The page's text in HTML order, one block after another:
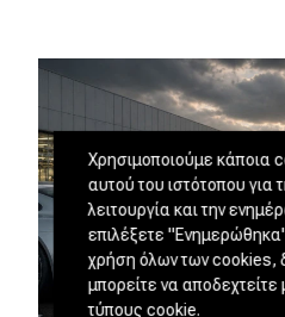
Χρησιμοποιούμε κάποια
αυτού του ιστότοπου για
λειτουργία και την
επιλέξετε
χρήση όλων των cookies,
μπορείτε να
τύπους cookie.